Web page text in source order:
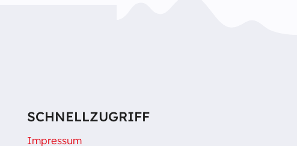
SCHNELLZUGRIFF
Impressum